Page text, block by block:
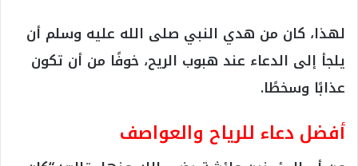
لهذا، كان من هدي النبي صلى الله عليه وسلم أن
يلجأ إلى الدعاء عند هبوب الريح، خوفًا من أن تكون
عذابًا وسخطًا.
أفضل دعاء للرياح والعواصف